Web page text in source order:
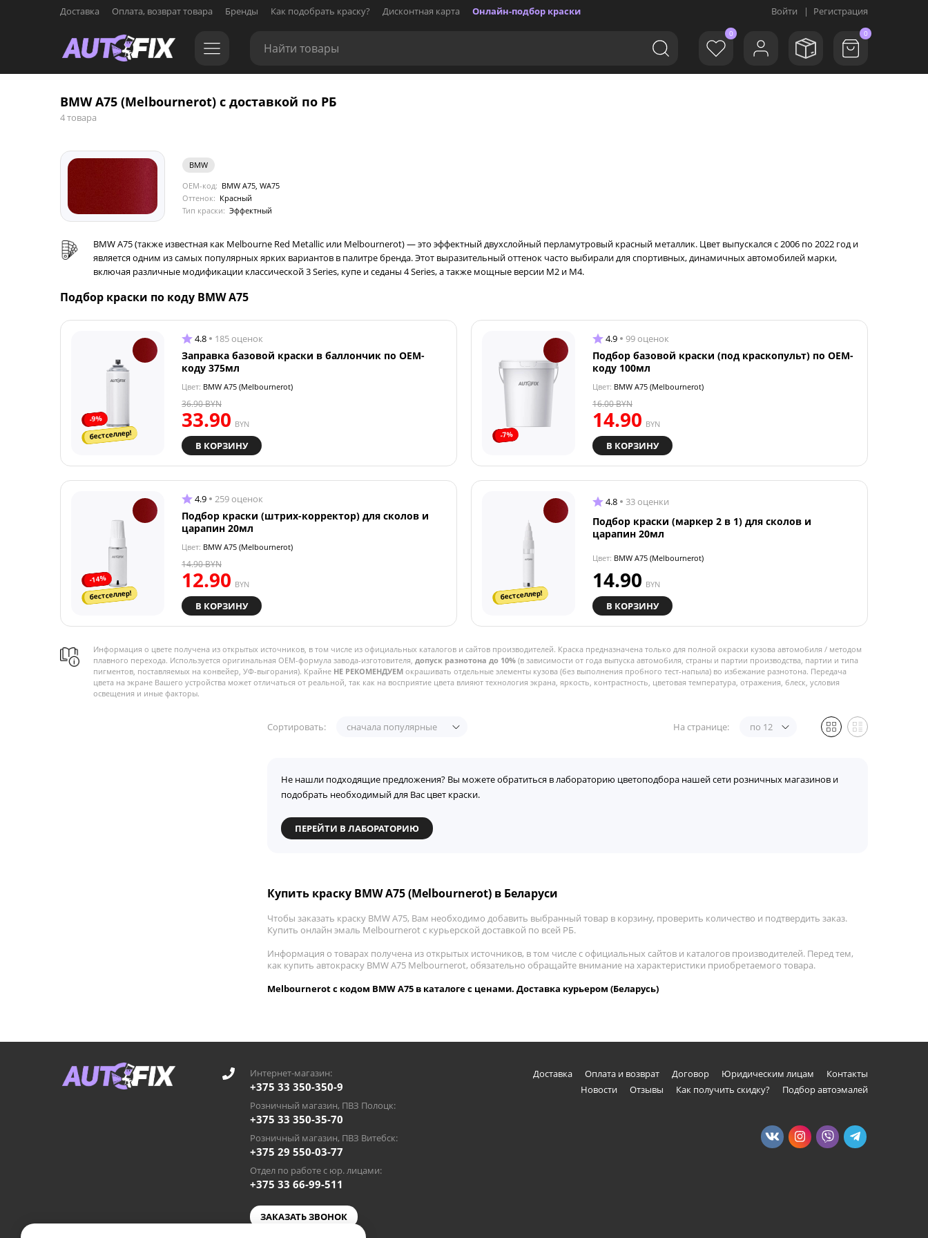
Доставка Оплата, возврат товара Бренды Как подобрать краску? Дисконтная карта Онлайн-подбор краски Войти | Регистрация
0 0
BMW A75 (Melbournerot) с доставкой по РБ
4 товара
BMW
OEM-код: BMW A75, WA75
Оттенок: Красный
Тип краски: Эффектный
BMW A75 (также известная как Melbourne Red Metallic или Melbournerot) — это эффектный двухслойный перламутровый красный металлик. Цвет выпускался с 2006 по 2022 год и
является одним из самых популярных ярких вариантов в палитре бренда. Этот выразительный оттенок часто выбирали для спортивных, динамичных автомобилей марки,
включая различные модификации классической 3 Series, купе и седаны 4 Series, а также мощные версии M2 и M4.
Подбор краски по коду BMW A75
-9%
бестселлер!
4.8 185 оценок
Заправка базовой краски в баллончик по OEM-
коду 375мл
Цвет: BMW A75 (Melbournerot)
33.90 BYN
36.90BYN
В КОРЗИНУ
-7%
4.9 99 оценок
Подбор базовой краски (под краскопульт) по OEM-
коду 100мл
Цвет: BMW A75 (Melbournerot)
14.90 BYN
16.00BYN
В КОРЗИНУ
-14%
бестселлер!
4.9 259 оценок
Подбор краски (штрих-корректор) для сколов и
царапин 20мл
Цвет: BMW A75 (Melbournerot)
12.90 BYN
14.90BYN
В КОРЗИНУ
бестселлер!
4.8 33 оценки
Подбор краски (маркер 2 в 1) для сколов и
царапин 20мл
Цвет: BMW A75 (Melbournerot)
14.90 BYN
В КОРЗИНУ
Информация о цвете получена из открытых источников, в том числе из официальных каталогов и сайтов производителей. Краска предназначена только для полной окраски кузова автомобиля / методом
плавного перехода. Используется оригинальная OEM-формула завода-изготовителя, допуск разнотона до 10% (в зависимости от года выпуска автомобиля, страны и партии производства, партии и типа
пигментов, поставляемых на конвейер, УФ-выгорания). Крайне НЕ РЕКОМЕНДУЕМ окрашивать отдельные элементы кузова (без выполнения пробного тест-напыла) во избежание разнотона. Передача
цвета на экране Вашего устройства может отличаться от реальной, так как на восприятие цвета влияют технология экрана, яркость, контрастность, цветовая температура, отражения, блеск, условия
освещения и иные факторы.
Сортировать: сначала популярные На странице: по 12
Не нашли подходящие предложения? Вы можете обратиться в лабораторию цветоподбора нашей сети розничных магазинов и
подобрать необходимый для Вас цвет краски.
ПЕРЕЙТИ В ЛАБОРАТОРИЮ
Купить краску BMW A75 (Melbournerot) в Беларуси
Чтобы заказать краску BMW A75, Вам необходимо добавить выбранный товар в корзину, проверить количество и подтвердить заказ.
Купить онлайн эмаль Melbournerot с курьерской доставкой по всей РБ.
Информация о товарах получена из открытых источников, в том числе с официальных сайтов и каталогов производителей. Перед тем,
как купить автокраску BMW A75 Melbournerot, обязательно обращайте внимание на характеристики приобретаемого товара.
Melbournerot с кодом BMW A75 в каталоге с ценами. Доставка курьером (Беларусь)
Интернет-магазин:
+375 33 350-350-9
Розничный магазин, ПВЗ Полоцк:
+375 33 350-35-70
Розничный магазин, ПВЗ Витебск:
+375 29 550-03-77
Отдел по работе с юр. лицами:
+375 33 66-99-511
ЗАКАЗАТЬ ЗВОНОК
Доставка Оплата и возврат Договор Юридическим лицам
Контакты
Новости
Отзывы Как получить скидку? Подбор автоэмалей